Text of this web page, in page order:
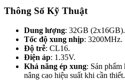
Thông Số Kỹ Thuật
Dung lượng: 32GB (2x16GB).
Tốc độ xung nhịp: 3200MHz.
Độ trễ: CL16.
Điện áp: 1.35V.
Khả năng ép xung: Sản
nâng cao hiệu suất khi cần thiết.